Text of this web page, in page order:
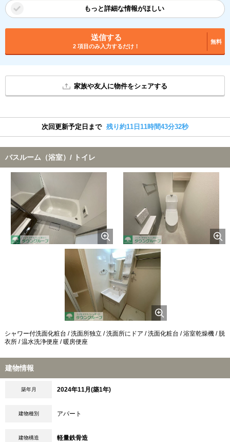
もっと詳細な情報がほしい
送信する
2 項目のみ入力するだけ！
無料
家族や友人に物件をシェアする
次回更新予定日まで 残り約11日11時間43分31秒
バスルーム（浴室）/ トイレ
シャワー付洗面化粧台 / 洗面所独立 / 洗面所にドア / 洗面化粧台 / 浴室乾燥機 / 脱
衣所 / 温水洗浄便座 / 暖房便座
建物情報
築年月 2024年11月(築1年)
建物種別 アパート
建物構造 軽量鉄骨造